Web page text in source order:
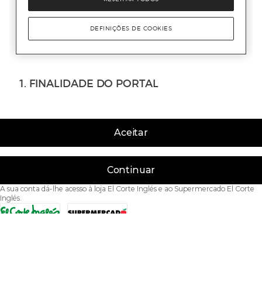
Aceitar
Continuar
A sua conta dá-lhe acesso à loja El Corte Inglés e ao Supermercado El Corte
Inglés.